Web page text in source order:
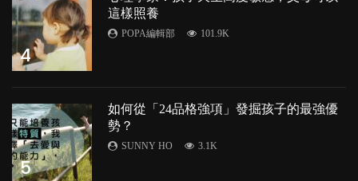
4
這樣照養
POPA編輯部 101.9K
5
如何從「24品格強項」發掘孩子的最強優
勢？
SUNNY HO 3.1K